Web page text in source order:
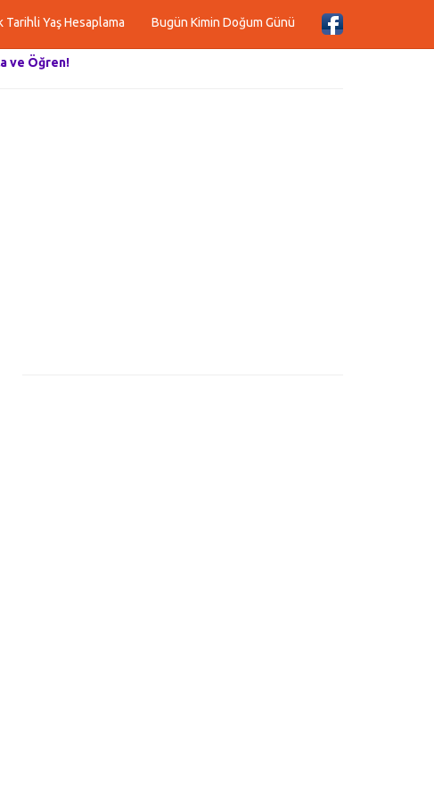
Tarihli Yaş Hesaplama Bugün Kimin Doğum Günü
ve Öğren!